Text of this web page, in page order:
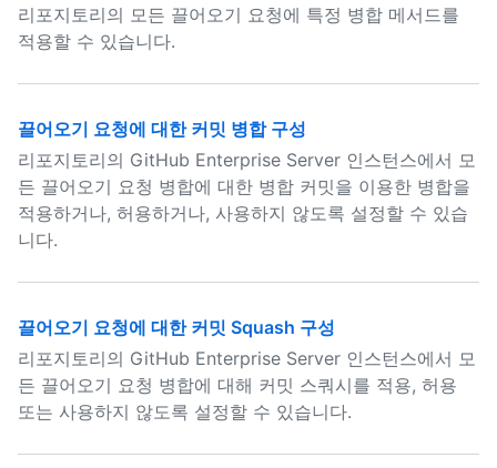
리포지토리의 모든 끌어오기 요청에 특정 병합 메서드를
적용할 수 있습니다.
끌어오기 요청에 대한 커밋 병합 구성
리포지토리의 GitHub Enterprise Server 인스턴스에서 모
든 끌어오기 요청 병합에 대한 병합 커밋을 이용한 병합을
적용하거나, 허용하거나, 사용하지 않도록 설정할 수 있습
니다.
끌어오기 요청에 대한 커밋 Squash 구성
리포지토리의 GitHub Enterprise Server 인스턴스에서 모
든 끌어오기 요청 병합에 대해 커밋 스쿼시를 적용, 허용
또는 사용하지 않도록 설정할 수 있습니다.